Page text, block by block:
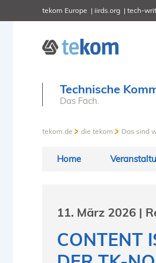
tekom Europe iirds.org tech-
Technische
Das Fach.
tekom.de die tekom Das sind
Home
11. März 2026 |
CONTENT